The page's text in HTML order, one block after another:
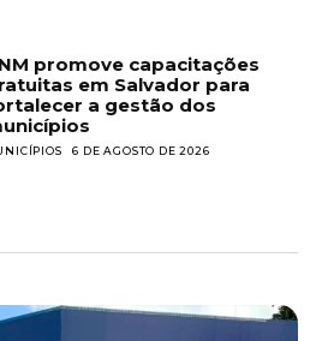
promove capacitações
em Salvador para
a gestão dos
6 DE AGOSTO DE 2026